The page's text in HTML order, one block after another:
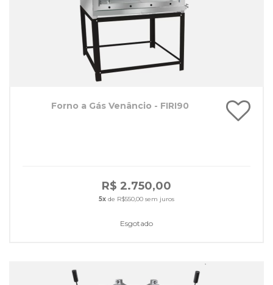
Forno a Gás Venâncio - FIRI90
R$ 2.750,00
5x de R$550,00 sem juros
Esgotado